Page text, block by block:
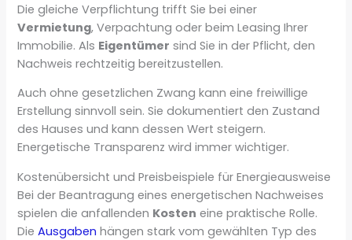
Die gleiche Verpflichtung trifft Sie bei einer
Vermietung, Verpachtung oder beim Leasing Ihrer
Immobilie. Als Eigentümer sind Sie in der Pflicht, den
Nachweis rechtzeitig bereitzustellen.
Auch ohne gesetzlichen Zwang kann eine freiwillige
Erstellung sinnvoll sein. Sie dokumentiert den Zustand
des Hauses und kann dessen Wert steigern.
Energetische Transparenz wird immer wichtiger.
Kostenübersicht und Preisbeispiele für Energieausweise
Bei der Beantragung eines energetischen Nachweises
spielen die anfallenden Kosten eine praktische Rolle.
DieAusgaben hängen stark vom gewählten Typ des